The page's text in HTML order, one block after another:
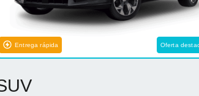
Entrega rápida Oferta